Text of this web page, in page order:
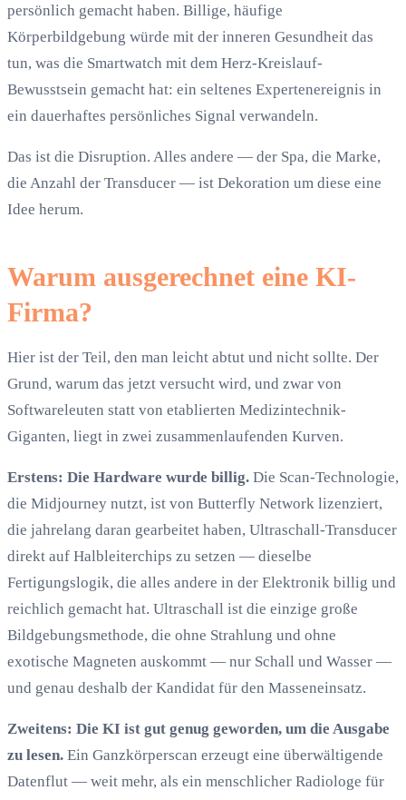
persönlich gemacht haben. Billige, häufige
Körperbildgebung würde mit der inneren Gesundheit das
tun, was die Smartwatch mit dem Herz-Kreislauf-
Bewusstsein gemacht hat: ein seltenes Expertenereignis in
ein dauerhaftes persönliches Signal verwandeln.
Das ist die Disruption. Alles andere — der Spa, die Marke,
die Anzahl der Transducer — ist Dekoration um diese eine
Idee herum.
Warum ausgerechnet eine KI-
Firma?
Hier ist der Teil, den man leicht abtut und nicht sollte. Der
Grund, warum das jetzt versucht wird, und zwar von
Softwareleuten statt von etablierten Medizintechnik-
Giganten, liegt in zwei zusammenlaufenden Kurven.
Erstens: Die Hardware wurde billig. Die Scan-Technologie,
die Midjourney nutzt, ist von Butterfly Network lizenziert,
die jahrelang daran gearbeitet haben, Ultraschall-Transducer
direkt auf Halbleiterchips zu setzen — dieselbe
Fertigungslogik, die alles andere in der Elektronik billig und
reichlich gemacht hat. Ultraschall ist die einzige große
Bildgebungsmethode, die ohne Strahlung und ohne
exotische Magneten auskommt — nur Schall und Wasser —
und genau deshalb der Kandidat für den Masseneinsatz.
Zweitens: Die KI ist gut genug geworden, um die Ausgabe
zu lesen. Ein Ganzkörperscan erzeugt eine überwältigende
Datenflut — weit mehr, als ein menschlicher Radiologe für